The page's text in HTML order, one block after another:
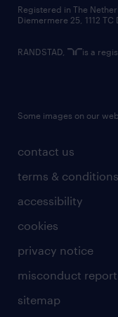
contact us
terms & conditions
accessibility
cookies
privacy notice
misconduct
sitemap
Registered in The
Diemermere 25, 1112
RANDSTAD, is a
Some images on our